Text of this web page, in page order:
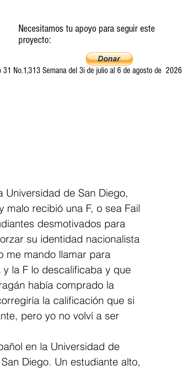
Necesitamos tu apoyo para seguir este
proyecto:
31 No.1,313 Semana del 3i de julio al 6 de agosto de 2026
Universidad de San Diego,
recibió una F, o sea Fail
desmotivados para
su identidad nacionalista
me mando llamar para
la F lo descalificaba y que
había comprado la
la calificación que si
pero yo no volví a ser
en la Universidad de
Diego. Un estudiante alto,